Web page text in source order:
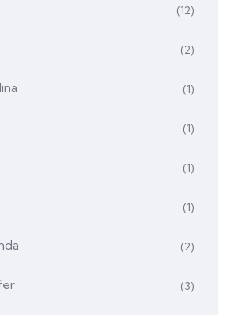
(12)
(2)
(1)
(1)
(1)
(1)
(2)
(3)